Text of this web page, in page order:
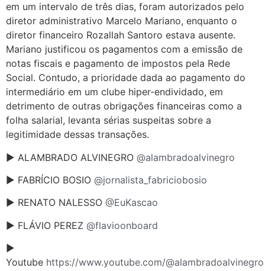
em um intervalo de três dias, foram autorizados pelo
diretor administrativo Marcelo Mariano, enquanto o
diretor financeiro Rozallah Santoro estava ausente.
Mariano justificou os pagamentos com a emissão de
notas fiscais e pagamento de impostos pela Rede
Social. Contudo, a prioridade dada ao pagamento do
intermediário em um clube hiper-endividado, em
detrimento de outras obrigações financeiras como a
folha salarial, levanta sérias suspeitas sobre a
legitimidade dessas transações.
► ALAMBRADO ALVINEGRO @alambradoalvinegro
► FABRÍCIO BOSIO @jornalista_fabriciobosio
► RENATO NALESSO @EuKascao
► FLÁVIO PEREZ @flavioonboard
►
Youtube https://www.youtube.com/@alambradoalvinegro